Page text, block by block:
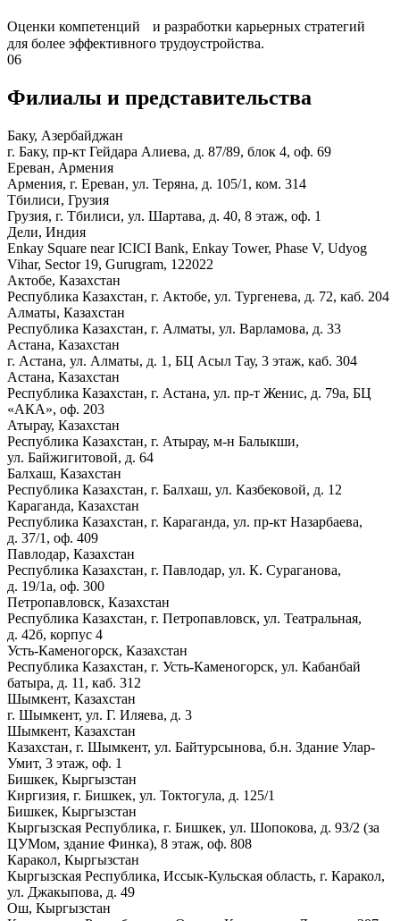
Оценки компетенций и разработки карьерных стратегий
для более эффективного трудоустройства.
06
Филиалы и представи­тельства
Баку, Азербайджан
г. Баку, пр-кт Гейдара Алиева, д. 87/89, блок 4, оф. 69
Ереван, Армения
Армения, г. Ереван, ул. Теряна, д. 105/1, ком. 314
Тбилиси, Грузия
Грузия, г. Тбилиси, ул. Шартава, д. 40, 8 этаж, оф. 1
Дели, Индия
Enkay Square near ICICI Bank, Enkay Tower, Phase V, Udyog
Vihar, Sector 19, Gurugram, 122022
Актобе, Казахстан
Республика Казахстан, г. Актобе, ул. Тургенева, д. 72, каб. 204
Алматы, Казахстан
Республика Казахстан, г. Алматы, ул. Варламова, д. 33
Астана, Казахстан
г. Астана, ул. Алматы, д. 1, БЦ Асыл Тау, 3 этаж, каб. 304
Астана, Казахстан
Республика Казахстан, г. Астана, ул. пр-т Женис, д. 79а, БЦ
«АКА», оф. 203
Атырау, Казахстан
Республика Казахстан, г. Атырау, м-н Балыкши,
ул. Байжигитовой, д. 64
Балхаш, Казахстан
Республика Казахстан, г. Балхаш, ул. Казбековой, д. 12
Караганда, Казахстан
Республика Казахстан, г. Караганда, ул. пр-кт Назарбаева,
д. 37/1, оф. 409
Павлодар, Казахстан
Республика Казахстан, г. Павлодар, ул. К. Сураганова,
д. 19/1а, оф. 300
Петропавловск, Казахстан
Республика Казахстан, г. Петропавловск, ул. Театральная,
д. 42б, корпус 4
Усть-Каменогорск, Казахстан
Республика Казахстан, г. Усть-Каменогорск, ул. Кабанбай
батыра, д. 11, каб. 312
Шымкент, Казахстан
г. Шымкент, ул. Г. Иляева, д. 3
Шымкент, Казахстан
Казахстан, г. Шымкент, ул. Байтурсынова, б.н. Здание Улар-
Умит, 3 этаж, оф. 1
Бишкек, Кыргызстан
Киргизия, г. Бишкек, ул. Токтогула, д. 125/1
Бишкек, Кыргызстан
Кыргызская Республика, г. Бишкек, ул. Шопокова, д. 93/2 (за
ЦУМом, здание Финка), 8 этаж, оф. 808
Каракол, Кыргызстан
Кыргызская Республика, Иссык-Кульская область, г. Каракол,
ул. Джакыпова, д. 49
Ош, Кыргызстан